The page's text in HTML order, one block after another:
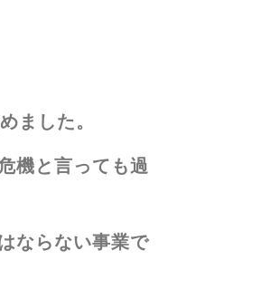
ました。
機と言っても過
ならない事業で